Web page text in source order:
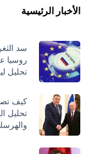
الأخبار الرئيسية
سد
روسيا
تحليل
كيف
تحليل